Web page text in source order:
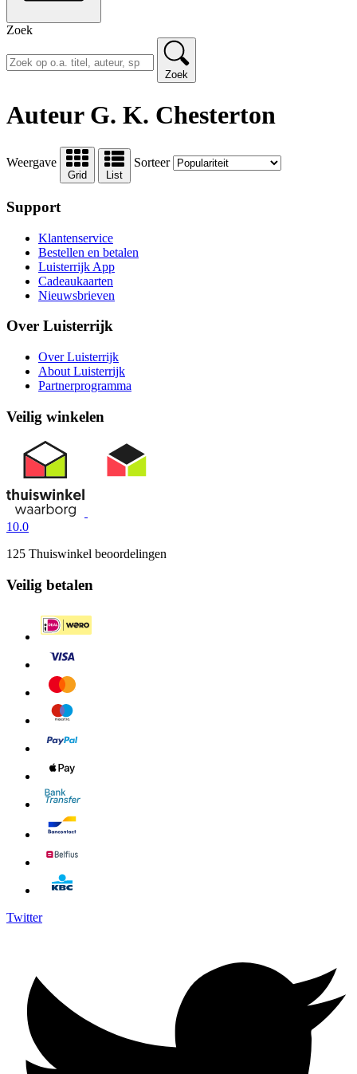
Zoek
Zoek
Auteur G. K. Chesterton
Weergave
Grid List
Sorteer
Support
Klantenservice
Bestellen en betalen
Luisterrijk App
Cadeaukaarten
Nieuwsbrieven
Over Luisterrijk
Over Luisterrijk
About Luisterrijk
Partnerprogramma
Veilig winkelen
10.0
125 Thuiswinkel beoordelingen
Veilig betalen
Twitter